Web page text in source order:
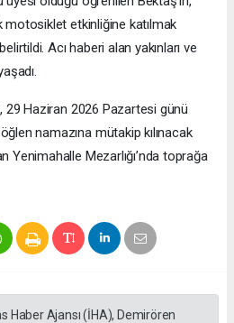
motosiklet etkinliğine katılmak
Acı haberi alan yakınları ve
29 Haziran 2026 Pazartesi günü
namazına mütakip kılınacak
Yenimahalle Mezarlığı’nda toprağa
Haber Ajansı (İHA), Demirören